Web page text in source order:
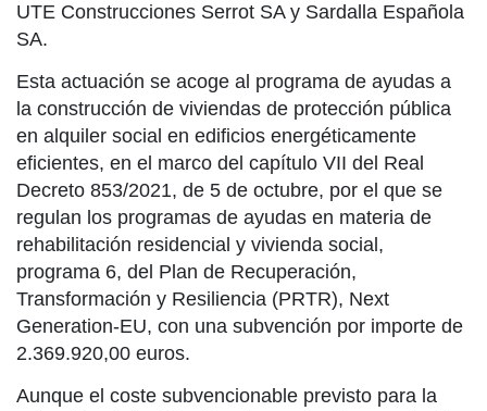
UTE Construcciones Serrot SA y Sardalla Española
SA.
Esta actuación se acoge al programa de ayudas a
la construcción de viviendas de protección pública
en alquiler social en edificios energéticamente
eficientes, en el marco del capítulo VII del Real
Decreto 853/2021, de 5 de octubre, por el que se
regulan los programas de ayudas en materia de
rehabilitación residencial y vivienda social,
programa 6, del Plan de Recuperación,
Transformación y Resiliencia (PRTR), Next
Generation-EU, con una subvención por importe de
2.369.920,00 euros.
Aunque el coste subvencionable previsto para la